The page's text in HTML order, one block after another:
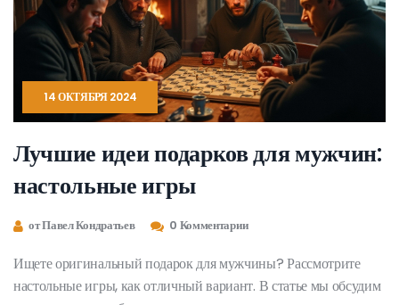
14 ОКТЯБРЯ 2024
Лучшие идеи подарков для мужчин:
настольные игры
от Павел Кондратьев 0 Комментарии
Ищете оригинальный подарок для мужчины? Рассмотрите
настольные игры, как отличный вариант. В статье мы обсудим